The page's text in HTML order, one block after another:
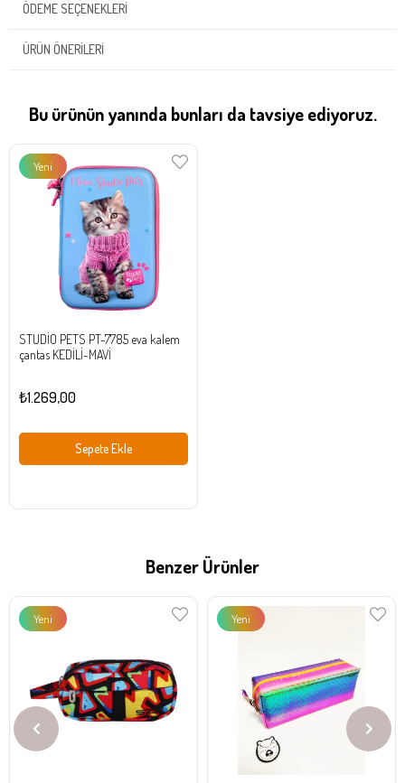
ÖDEME SEÇENEKLERI
ÜRÜN ÖNERILERI
Bu ürünün yanında bunları da tavsiye ediyoruz.
STUDİO PETS PT-7785 eva kalem
çantas KEDİLİ-MAVİ
₺1.269,00
Sepete Ekle
Yeni
Ürün
Benzer Ürünler
Yeni
Yeni